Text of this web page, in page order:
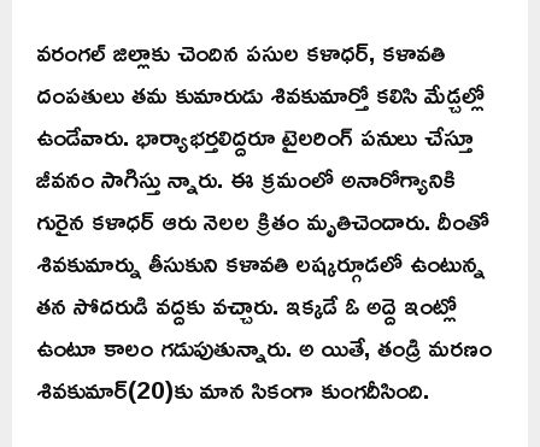
వరంగల్ జిల్లాకు చెందిన పసుల కళాధర్, కళావతి
దంపతులు తమ కుమారుడు శివకుమార్తో కలిసి మేడ్చల్లో
ఉండేవారు. భార్యాభర్తలిద్దరూ టైలరింగ్ పనులు చేస్తూ
జీవనం సాగిస్తు న్నారు. ఈ క్రమంలో అనారోగ్యానికి
గురైన కళాధర్ ఆరు నెలల క్రితం మృతిచెందారు. దీంతో
శివకుమార్ను తీసుకుని కళావతి లష్కర్గూడలో ఉంటున్న
తన సోదరుడి వద్దకు వచ్చారు. ఇక్కడే ఓ అద్దె ఇంట్లో
ఉంటూ కాలం గడుపుతున్నారు. అ యితే, తండ్రి మరణం
శివకుమార్(20)కు మాన సికంగా కుంగదీసింది.